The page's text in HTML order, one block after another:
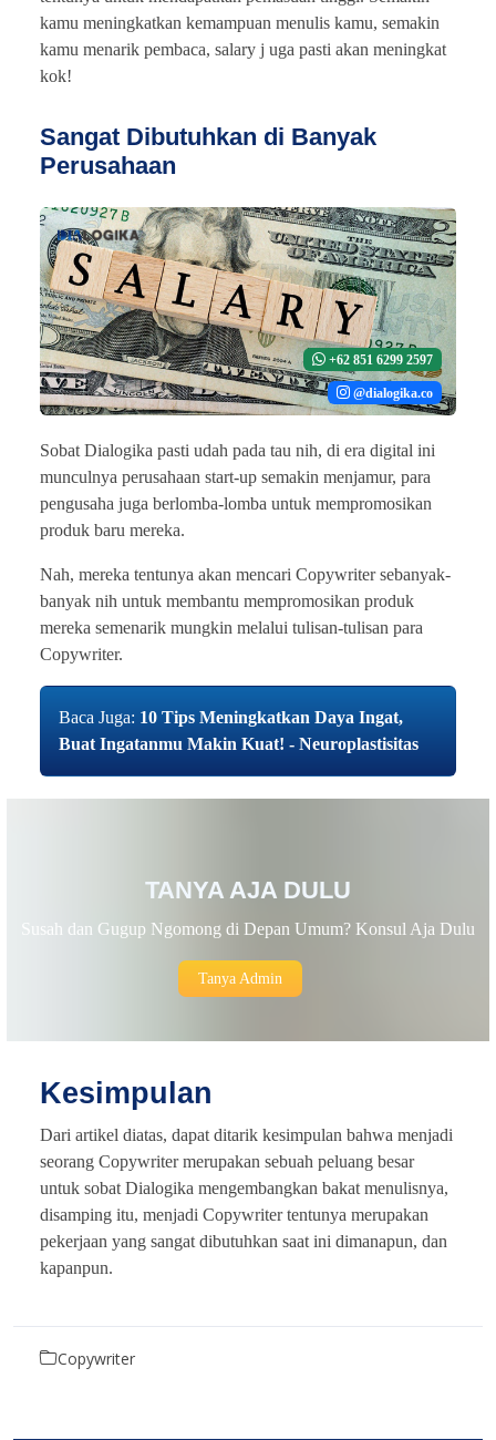
kamu meningkatkan kemampuan menulis kamu, semakin
kamu menarik pembaca, salary j uga pasti akan meningkat
kok!
Sangat Dibutuhkan di Banyak
Perusahaan
+62 851 6299 2597
@dialogika.co
Sobat Dialogika pasti udah pada tau nih, di era digital ini
munculnya perusahaan start-up semakin menjamur, para
pengusaha juga berlomba-lomba untuk mempromosikan
produk baru mereka.
Nah, mereka tentunya akan mencari Copywriter sebanyak-
banyak nih untuk membantu mempromosikan produk
mereka semenarik mungkin melalui tulisan-tulisan para
Copywriter.
Baca Juga: 10 Tips Meningkatkan Daya Ingat,
Buat Ingatanmu Makin Kuat! - Neuroplastisitas
TANYA AJA DULU
Susah dan Gugup Ngomong di Depan Umum? Konsul Aja Dulu
Tanya Admin
Kesimpulan
Dari artikel diatas, dapat ditarik kesimpulan bahwa menjadi
seorang Copywriter merupakan sebuah peluang besar
untuk sobat Dialogika mengembangkan bakat menulisnya,
disamping itu, menjadi Copywriter tentunya merupakan
pekerjaan yang sangat dibutuhkan saat ini dimanapun, dan
kapanpun.
Copywriter